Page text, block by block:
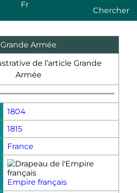
Fr
Chercher
Grande Armée
1804
1815
France
Empire français